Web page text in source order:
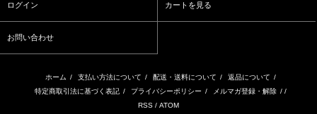
ログイン カートを見る
お問い合わせ
ホーム / 支払い方法について / 配送・送料について / 返品について /
特定商取引法に基づく表記 / プライバシーポリシー / メルマガ登録・解除 / /
RSS / ATOM